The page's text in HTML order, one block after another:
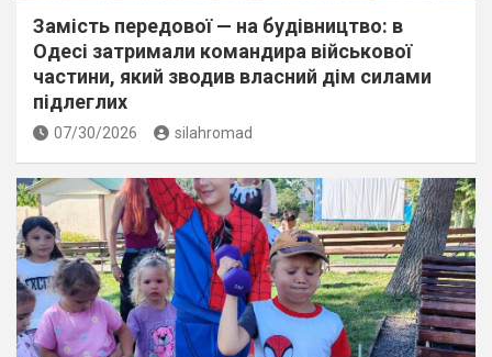
Замість передової — на будівництво: в
Одесі затримали командира військової
частини, який зводив власний дім силами
підлеглих
07/30/2026 silahromad